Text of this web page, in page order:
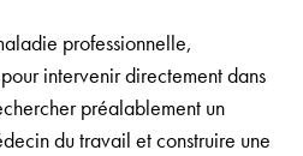
professionnelle,
intervenir directement dans
préalablement un
du travail et construire une